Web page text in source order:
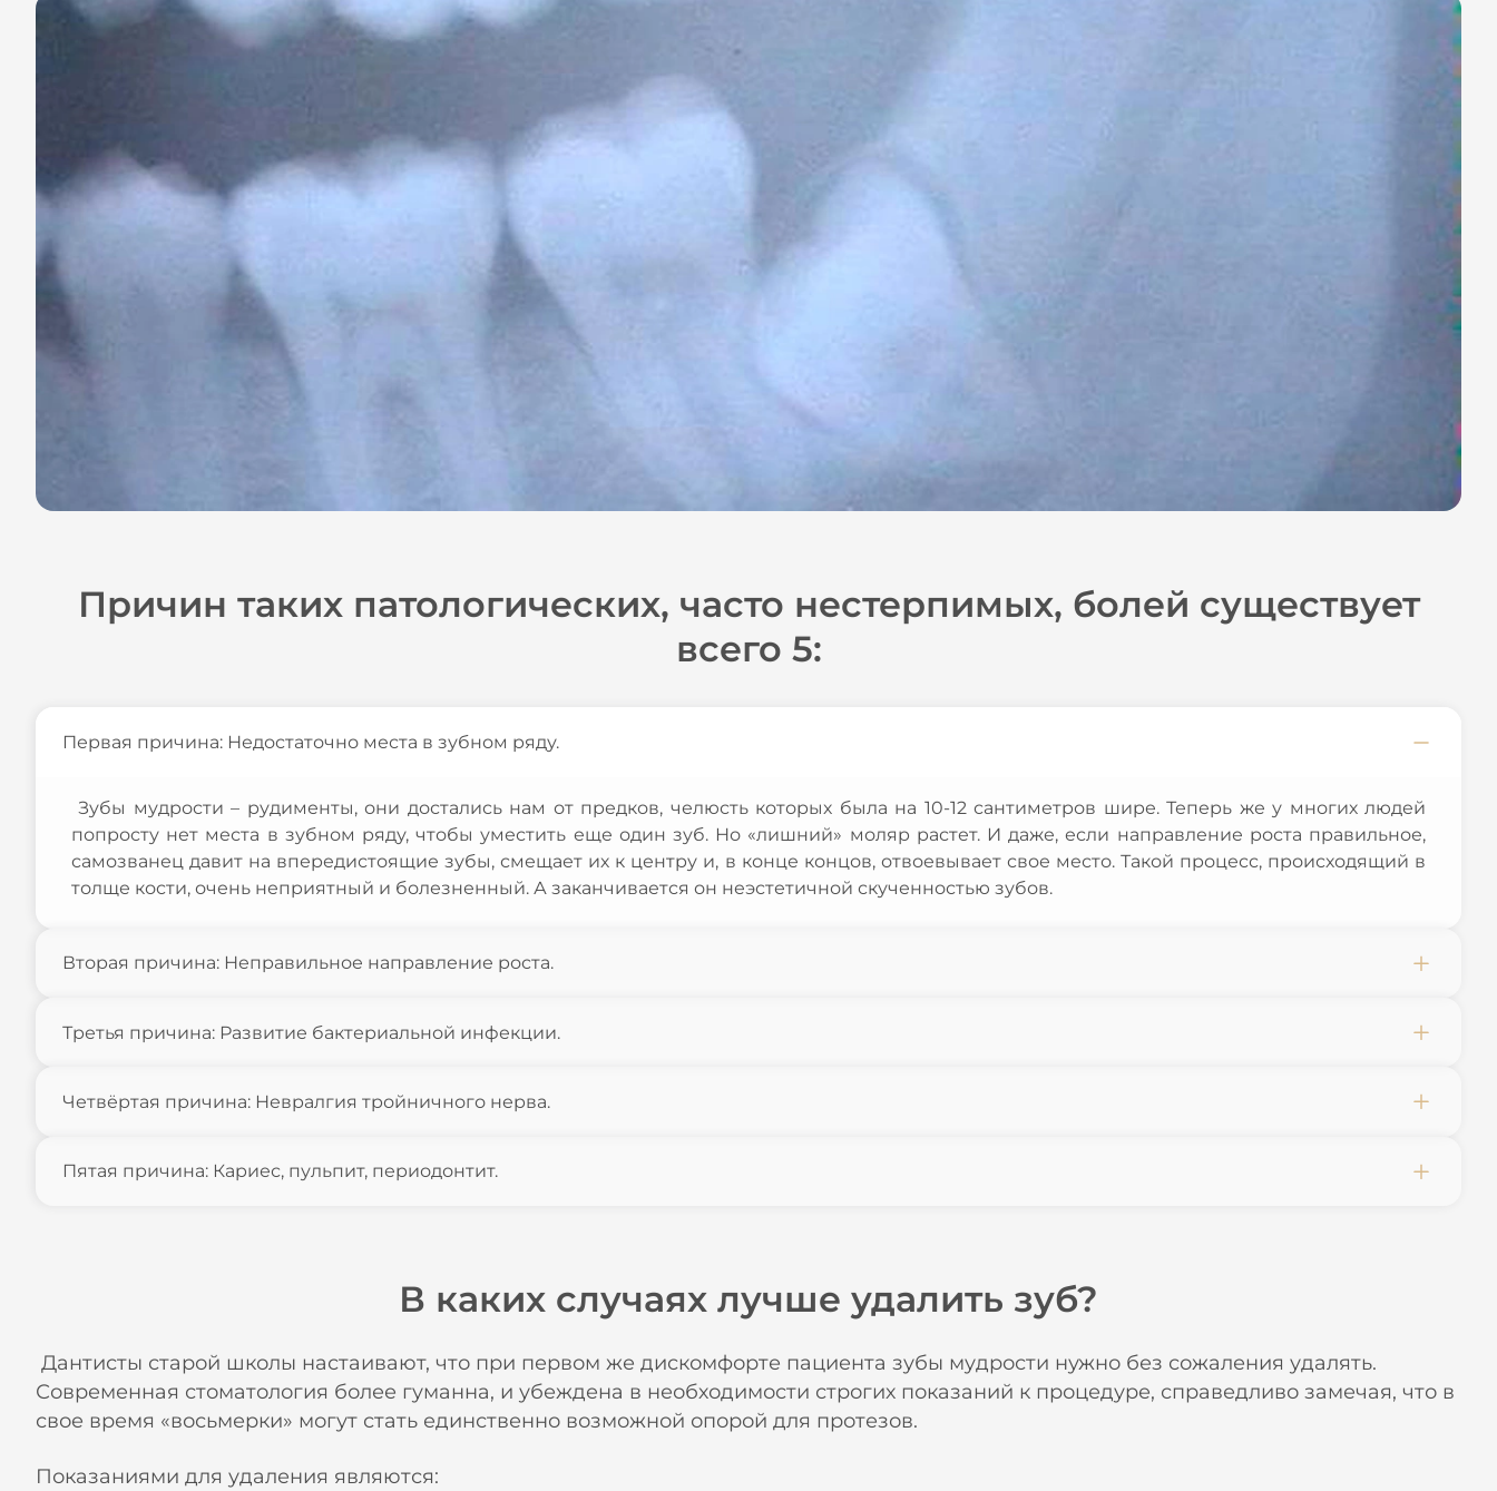
Причин таких патологических, часто нестерпимых, болей существует
всего 5:
Первая причина: Недостаточно места в зубном ряду.
Зубы мудрости – рудименты, они достались нам от предков, челюсть которых была на 10-12 сантиметров шире. Теперь же у многих людей
попросту нет места в зубном ряду, чтобы уместить еще один зуб. Но «лишний» моляр растет. И даже, если направление роста правильное,
самозванец давит на впередистоящие зубы, смещает их к центру и, в конце концов, отвоевывает свое место. Такой процесс, происходящий в
толще кости, очень неприятный и болезненный. А заканчивается он неэстетичной скученностью зубов.
Вторая причина: Неправильное направление роста.
Третья причина: Развитие бактериальной инфекции.
Четвёртая причина: Невралгия тройничного нерва.
Пятая причина: Кариес, пульпит, периодонтит.
В каких случаях лучше удалить зуб?
Дантисты старой школы настаивают, что при первом же дискомфорте пациента зубы мудрости нужно без сожаления удалять.
Современная стоматология более гуманна, и убеждена в необходимости строгих показаний к процедуре, справедливо замечая, что в
свое время «восьмерки» могут стать единственно возможной опорой для протезов.
Показаниями для удаления являются: